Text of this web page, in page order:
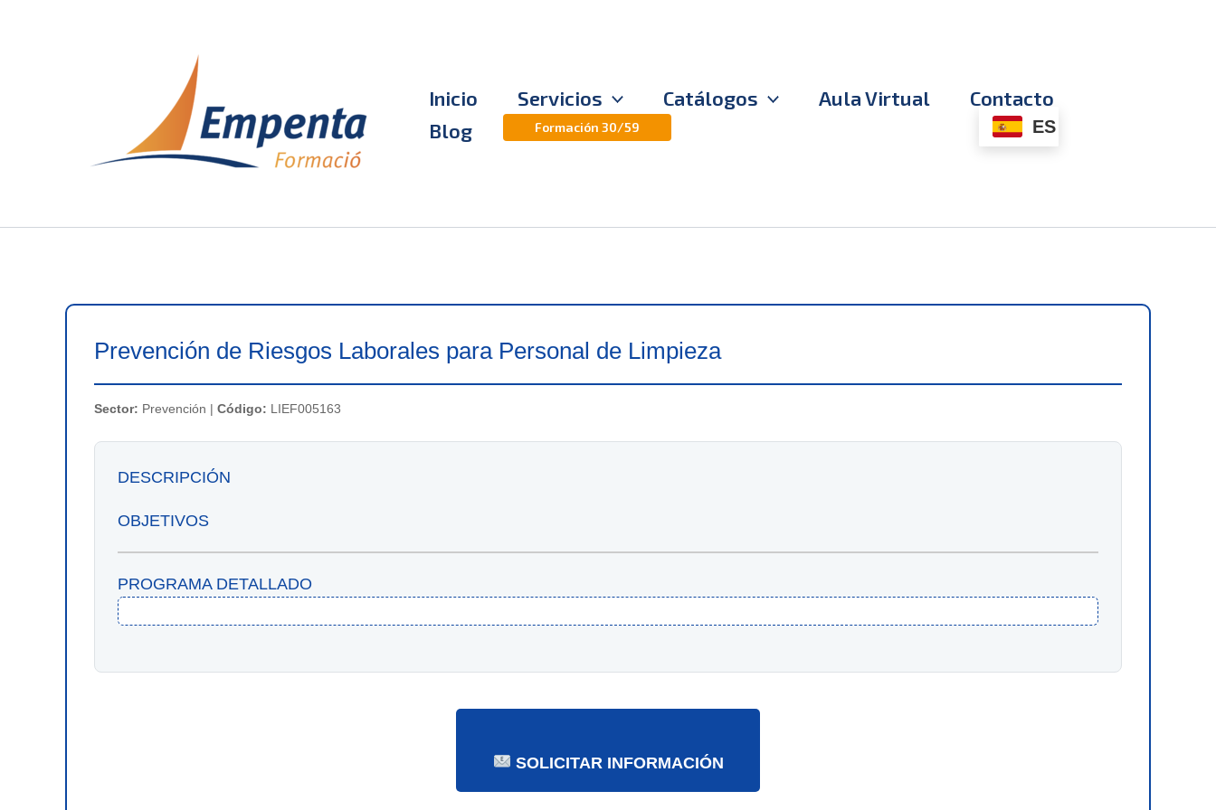
Inicio Servicios Catálogos Aula Virtual
Contacto
Blog
Formación 30/59 ES
Prevención de Riesgos Laborales para Personal de Limpieza
Sector: Prevención | Código: LIEF005163
DESCRIPCIÓN
OBJETIVOS
PROGRAMA DETALLADO
SOLICITAR INFORMACIÓN